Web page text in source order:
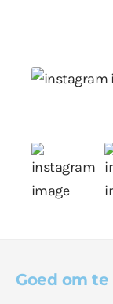
Goed om